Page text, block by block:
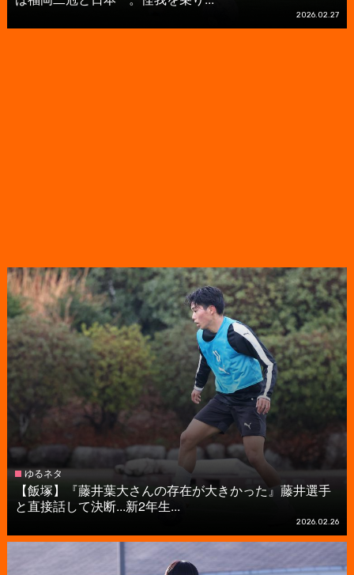
2026.02.27
ゆるネタ
【飯塚】『藤井葉大さんの存在が大きかった』藤井選手
と直接話して決断...新2年生...
2026.02.26